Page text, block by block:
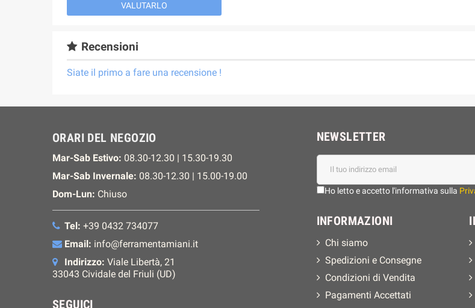
VALUTARLO
Recensioni
Siate il primo a fare una recensione !
ORARI DEL NEGOZIO
Mar-Sab Estivo: 08.30-12.30 | 15.30-19.30
Mar-Sab Invernale: 08.30-12.30 | 15.00-19.00
Dom-Lun: Chiuso
Tel: +39 0432 734077
Email: info@ferramentamiani.it
Indirizzo: Viale Libertà, 21
33043 Cividale del Friuli (UD)
SEGUICI
NEWSLETTER
Ho letto e accetto l'informativa sulla
INFORMAZIONI
Chi siamo
Spedizioni e Consegne
Condizioni di Vendita
Pagamenti Accettati